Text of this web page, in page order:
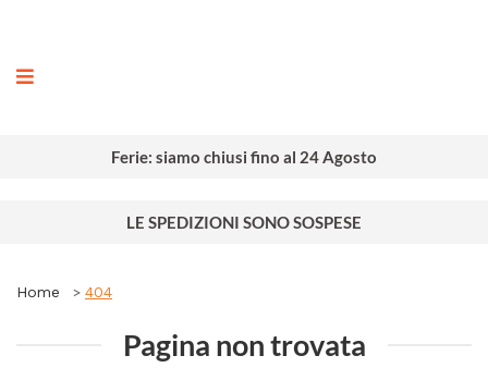
Ferie: siamo chiusi fino al 24 Agosto
LE SPEDIZIONI SONO SOSPESE
Home 404
Pagina non trovata